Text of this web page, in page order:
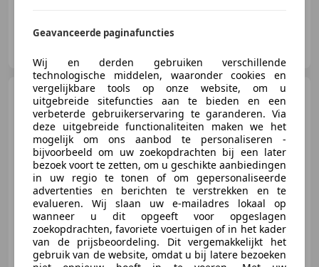
Autohuis Gelderland
Lexus RX 300
Executive|
NAP | veel opties
€ 3.995
01/2004 183.811 km Benzine 150 kW (204 PK)
Geavanceerde paginafuncties
Wij en derden gebruiken verschillende
technologische middelen, waaronder cookies en
vergelijkbare tools op onze website, om u
uitgebreide sitefuncties aan te bieden en een
verbeterde gebruikerservaring te garanderen. Via
deze uitgebreide functionaliteiten maken we het
mogelijk om ons aanbod te personaliseren -
bijvoorbeeld om uw zoekopdrachten bij een later
bezoek voort te zetten, om u geschikte aanbiedingen
in uw regio te tonen of om gepersonaliseerde
advertenties en berichten te verstrekken en te
evalueren. Wij slaan uw e-mailadres lokaal op
wanneer u dit opgeeft voor opgeslagen
zoekopdrachten, favoriete voertuigen of in het kader
van de prijsbeoordeling. Dit vergemakkelijkt het
gebruik van de website, omdat u bij latere bezoeken